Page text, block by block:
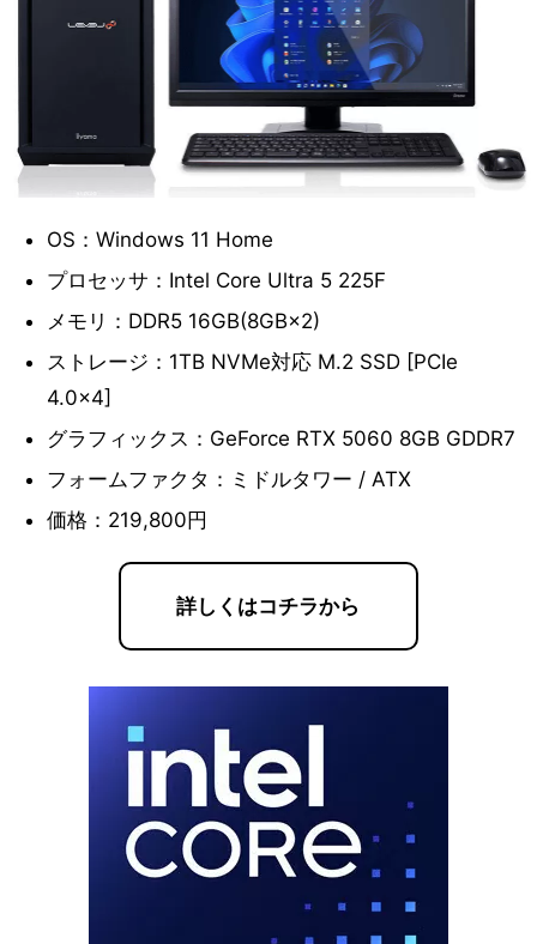
OS：Windows 11 Home
プロセッサ：Intel Core Ultra 5 225F
メモリ：DDR5 16GB(8GB×2)
ストレージ：1TB NVMe対応 M.2 SSD [PCIe
4.0×4]
グラフィックス：GeForce RTX 5060 8GB GDDR7
フォームファクタ：ミドルタワー / ATX
価格：219,800円
詳しくはコチラから